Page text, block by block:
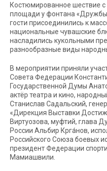
Костюмированное шествие
площади у фонтана
гости присоединились к
национальные чувашские
насладились кукольными
разнообразные виды
В мероприятии приняли
Совета Федерации
Государственной Думы
актёр театра и кино,
Станислав Садальский,
«Дирекция Выставки
Виртуозова, муфтий, глава
России Альбир Крга́нов,
Российского Союза боевых
президент Федерации
Мамиашвили.